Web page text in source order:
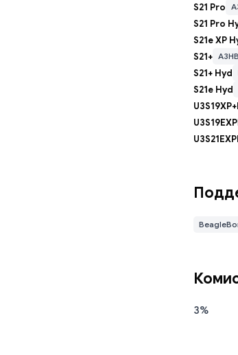
S21 Pro
S21 Pro
S21e XP
S21+
S21+ Hyd
S21e Hyd
3%